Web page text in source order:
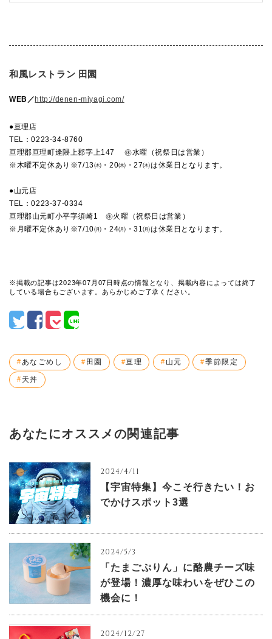
和風レストラン 田園
WEB／http://denen-miyagi.com/
●亘理店
TEL：0223-34-8760
亘理郡亘理町逢隈上郡字上147 ㊡水曜（祝祭日は営業）
※木曜不定休あり※7/13㈭・20㈭・27㈭は休業日となります。
●山元店
TEL：0223-37-0334
亘理郡山元町小平字須崎1 ㊡火曜（祝祭日は営業）
※月曜不定休あり※7/10㈪・24㈪・31㈪は休業日となります。
※掲載の記事は2023年07月07日時点の情報となり、掲載内容によっては終了
している場合もございます。あらかじめご了承ください。
あなごめし 田園 亘理 山元 季節限定
天丼
あなたにオススメの関連記事
2024/4/11
【宇宙特集】今こそ行きたい！お
でかけスポット3選
2024/5/3
「たまごぷりん」に酪農チーズ味
が登場！濃厚な味わいをぜひこの
機会に！
2024/12/27